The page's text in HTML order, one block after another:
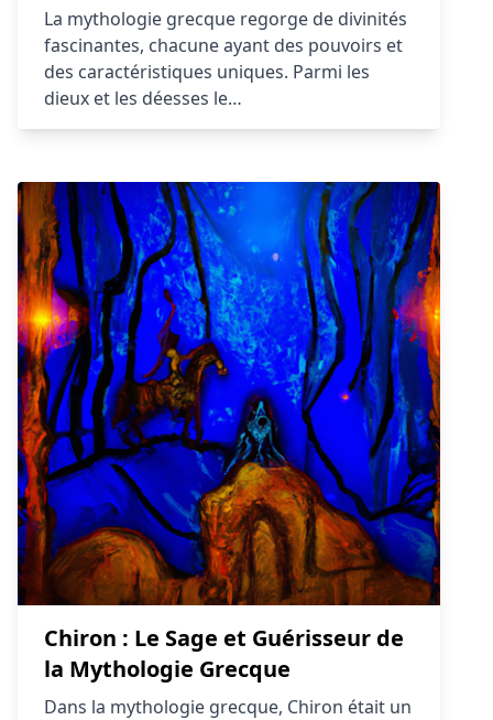
La mythologie grecque regorge de divinités
fascinantes, chacune ayant des pouvoirs et
des caractéristiques uniques. Parmi les
dieux et les déesses le…
Chiron : Le Sage et Guérisseur de
la Mythologie Grecque
Dans la mythologie grecque, Chiron était un